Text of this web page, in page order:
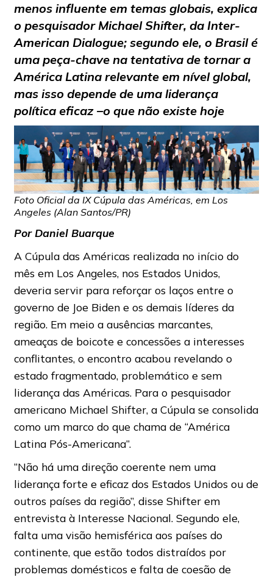
menos influente em temas globais, explica
o pesquisador Michael Shifter, da Inter-
American Dialogue; segundo ele, o Brasil é
uma peça-chave na tentativa de tornar a
América Latina relevante em nível global,
mas isso depende de uma liderança
política eficaz –o que não existe hoje
Foto Oficial da IX Cúpula das Américas, em Los
Angeles (Alan Santos/PR)
Por Daniel Buarque
A Cúpula das Américas realizada no início do
mês em Los Angeles, nos Estados Unidos,
deveria servir para reforçar os laços entre o
governo de Joe Biden e os demais líderes da
região. Em meio a ausências marcantes,
ameaças de boicote e concessões a interesses
conflitantes, o encontro acabou revelando o
estado fragmentado, problemático e sem
liderança das Américas. Para o pesquisador
americano Michael Shifter, a Cúpula se consolida
como um marco do que chama de “América
Latina Pós-Americana”.
“Não há uma direção coerente nem uma
liderança forte e eficaz dos Estados Unidos ou de
outros países da região”, disse Shifter em
entrevista à Interesse Nacional. Segundo ele,
falta uma visão hemisférica aos países do
continente, que estão todos distraídos por
problemas domésticos e falta de coesão de